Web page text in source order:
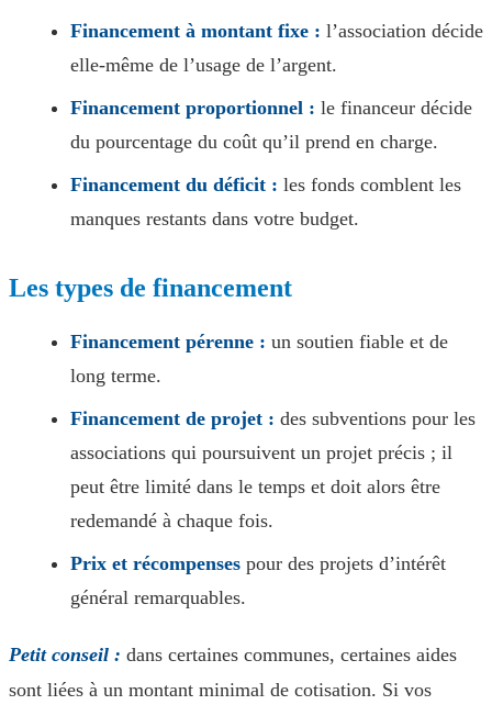
Financement à montant fixe : l’association décide
elle-même de l’usage de l’argent.
Financement proportionnel : le financeur décide
du pourcentage du coût qu’il prend en charge.
Financement du déficit : les fonds comblent les
manques restants dans votre budget.
Les types de financement
Financement pérenne : un soutien fiable et de
long terme.
Financement de projet : des subventions pour les
associations qui poursuivent un projet précis ; il
peut être limité dans le temps et doit alors être
redemandé à chaque fois.
Prix et récompenses pour des projets d’intérêt
général remarquables.
Petit conseil : dans certaines communes, certaines aides
sont liées à un montant minimal de cotisation. Si vos